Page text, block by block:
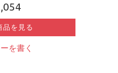
品を見る
を書く